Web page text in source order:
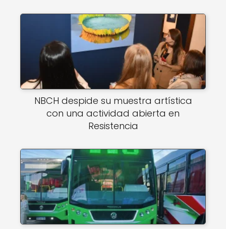
NBCH despide su muestra artística
con una actividad abierta en
Resistencia